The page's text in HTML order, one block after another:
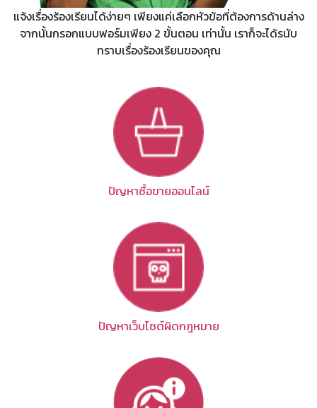
แจ้งเรื่องร้องเรียนได้ง่ายๆ เพียงแค่เลือกหัวข้อที่ต้องการด้านล่าง
จากนั้นกรอกแบบฟอร์มเพียง 2 ขั้นตอน เท่านั้น เราก็จะได้รนับ
ทราบเรื่องร้องเรียนของคุณ
ปัญหาซื้อขายออนไลน์
ปัญหาเว็บไซต์ผิดกฎหมาย